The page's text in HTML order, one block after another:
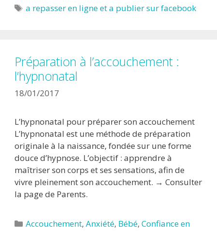
Étiquettes
a repasser en ligne et a publier sur facebook
Préparation à l’accouchement :
l’hypnonatal
18/01/2017
L’hypnonatal pour préparer son accouchement
L’hypnonatal est une méthode de préparation
originale à la naissance, fondée sur une forme
douce d’hypnose. L’objectif : apprendre à
maîtriser son corps et ses sensations, afin de
vivre pleinement son accouchement. → Consulter
la page de Parents.
Catégories
Accouchement,Anxiété, Bébé,Confiance en